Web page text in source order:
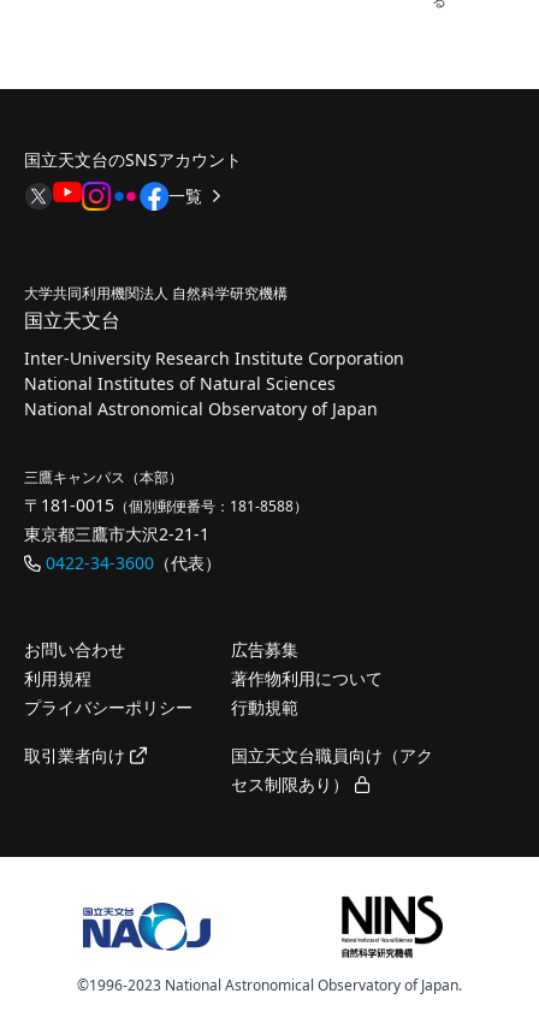
国立天文台のSNSアカウント
一覧
大学共同利用機関法人 自然科学研究機構
国立天文台
Inter-University Research Institute Corporation
National Institutes of Natural Sciences
National Astronomical Observatory of Japan
三鷹キャンパス（本部）
〒181-0015 （個別郵便番号：181-8588）
東京都三鷹市大沢2-21-1
0422-34-3600 （代表）
お問い合わせ
広告募集
利用規程
著作物利用について
プライバシーポリシー
行動規範
取引業者向け
国立天文台職員向け（アク
セス制限あり）
©️1996-2023 National Astronomical Observatory of Japan.